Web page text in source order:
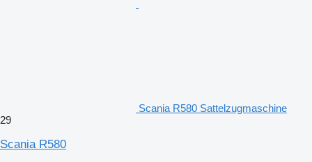
Scania R580 Sattelzugmaschine
29
Scania R580